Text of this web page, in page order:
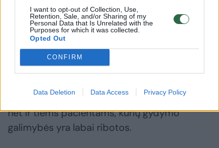
I want to opt-out of Collection, Use,
Retention, Sale, and/or Sharing of my
Personal Data that Is Unrelated with the
Purposes for which it was collected.
Opted Out
CONFIRM
Data Deletion Data Access Privacy Policy
išgyveno vidutiniškai 12,5 mėnesio, nepaisant
to, kad sirgo vėžio forma, kurios prognozės
yra labai prastos, kai standartiniai gydymo
būdai nustoja veikti.
būdų kūrimas gali lemti reikšmingą pažangą
net ir tiems pacientams, kurių gydymo
galimybės yra labai ribotos.